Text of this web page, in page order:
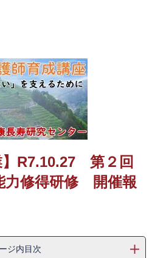
】R7.10.27 第２回
力修得研修 開催報
ジ内目次